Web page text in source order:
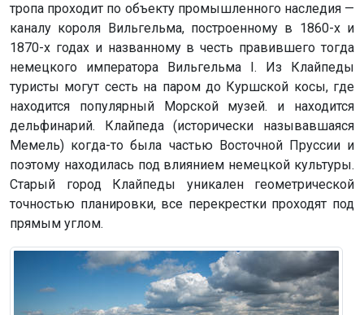
тропа проходит по объекту промышленного наследия —
каналу короля Вильгельма, построенному в 1860-х и
1870-х годах и названному в честь правившего тогда
немецкого императора Вильгельма I. Из Клайпеды
туристы могут сесть на паром до Куршской косы, где
находится популярный Морской музей. и находится
дельфинарий. Клайпеда (исторически называвшаяся
Мемель) когда-то была частью Восточной Пруссии и
поэтому находилась под влиянием немецкой культуры.
Старый город Клайпеды уникален геометрической
точностью планировки, все перекрестки проходят под
прямым углом.